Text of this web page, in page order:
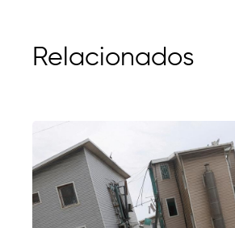
Relacionados